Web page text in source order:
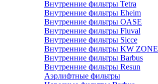
Внутренние фильтры Tetra
Внутренние фильтры Eheim
Внутренние фильтры OASE
Внутренние фильтры Fluval
Внутренние фильтры Sicce
Внутренние фильтры KW ZONE
Внутренние фильтры Barbus
Внутренние фильтры Resun
Аэрлифтные фильтры